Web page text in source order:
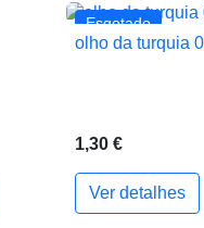
ao carrinho
Esgotado

olho da turquia
1,30 €
Ver detalhes